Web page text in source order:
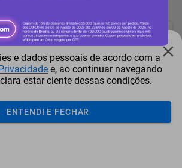
+ R$ 93,20
+ R$ 139,79
+ R$ 186,39
e dados pessoais de acordo com a
e, ao continuar navegando
estar ciente dessas condições.
ENTENDI E FECHAR